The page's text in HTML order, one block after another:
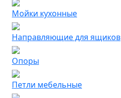
Мойки кухонные
Направляющие для ящиков
Опоры
Петли мебельные